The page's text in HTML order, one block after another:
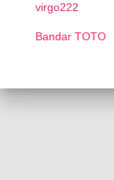
virgo222
Bandar TOTO